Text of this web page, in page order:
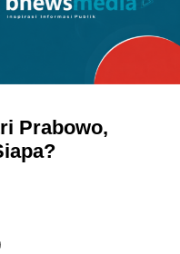
Prabowo,